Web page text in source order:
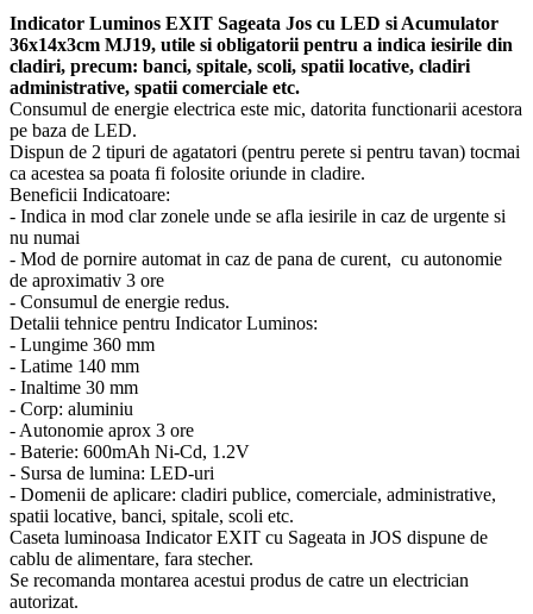
Indicator Luminos EXIT Sageata Jos cu LED si Acumulator
36x14x3cm MJ19, utile si obligatorii pentru a indica iesirile din
cladiri, precum: banci, spitale, scoli, spatii locative, cladiri
administrative, spatii comerciale etc.
Consumul de energie electrica este mic, datorita functionarii acestora
pe baza de LED.
Dispun de 2 tipuri de agatatori (pentru perete si pentru tavan) tocmai
ca acestea sa poata fi folosite oriunde in cladire.
Beneficii Indicatoare:
- Indica in mod clar zonele unde se afla iesirile in caz de urgente si
nu numai
- Mod de pornire automat in caz de pana de curent, cu autonomie
de aproximativ 3 ore
- Consumul de energie redus.
Detalii tehnice pentru Indicator Luminos:
- Lungime 360 mm
- Latime 140 mm
- Inaltime 30 mm
- Corp: aluminiu
- Autonomie aprox 3 ore
- Baterie: 600mAh Ni-Cd, 1.2V
- Sursa de lumina: LED-uri
- Domenii de aplicare: cladiri publice, comerciale, administrative,
spatii locative, banci, spitale, scoli etc.
Caseta luminoasa Indicator EXIT cu Sageata in JOS dispune de
cablu de alimentare, fara stecher.
Se recomanda montarea acestui produs de catre un electrician
autorizat.